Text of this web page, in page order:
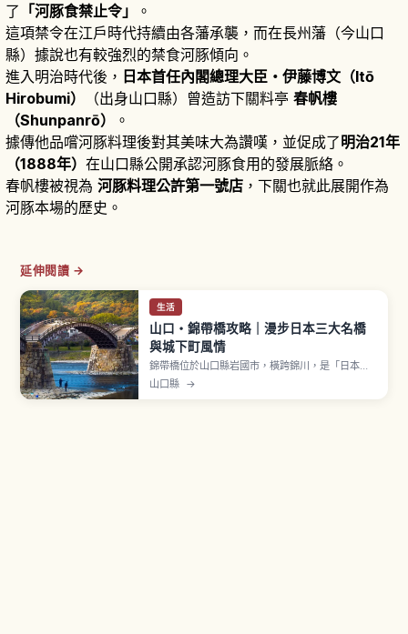
了 「河豚食禁止令」
。
這項禁令在江戶時代持續由各藩承襲，而在長州藩（今山口
縣）據說也有較強烈的禁食河豚傾向。
進入明治時代後， 日本首任內閣總理大臣・伊藤博文（Itō
Hirobumi）
（出身山口縣）曾造訪下關料亭 春帆樓
（Shunpanrō）
。
據傳他品嚐河豚料理後對其美味大為讚嘆，並促成了明治21年
（1888年） 在山口縣公開承認河豚食用的發展脈絡。
春帆樓被視為 河豚料理公許第一號店 ，下關也就此展開作為
河豚本場的歷史。
延伸閱讀 →
生活
山口・錦帶橋攻略｜漫步日本三大名橋
與城下町風情
錦帶橋位於山口縣岩國市，橫跨錦川，是「日本三
大名橋」之一的木造橋。相傳由岩國藩第3代藩主吉
山口縣 →